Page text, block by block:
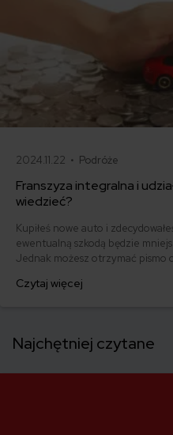
2024.11.22 • Podróże
Franszyza integralna i
wiedzieć?
Kupiłeś nowe auto i
ewentualną szkodą będzie
Jednak możesz otrzymać pismo
odszkodowania mniejszego niż
Czytaj więcej
Najchętniej czytane